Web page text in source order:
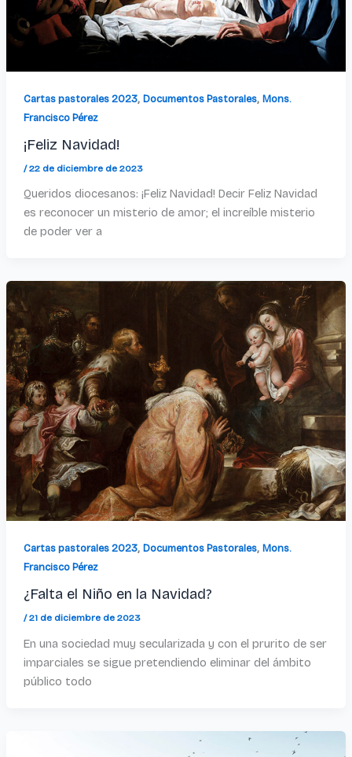
Cartas pastorales 2023, Documentos Pastorales, Mons.
Francisco Pérez
¡Feliz Navidad!
/22 de diciembre de 2023
Queridos diocesanos: ¡Feliz Navidad! Decir Feliz Navidad
es reconocer un misterio de amor; el increíble misterio
de poder ver a
Cartas pastorales 2023, Documentos Pastorales, Mons.
Francisco Pérez
¿Falta el Niño en la Navidad?
/21 de diciembre de 2023
En una sociedad muy secularizada y con el prurito de ser
imparciales se sigue pretendiendo eliminar del ámbito
público todo